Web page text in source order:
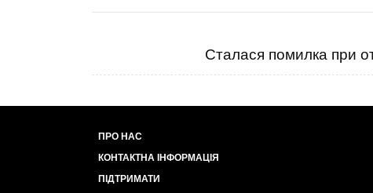
Сталася помилка при
ПРО НАС
КОНТАКТНА ІНФОРМАЦІЯ
ПІДТРИМАТИ